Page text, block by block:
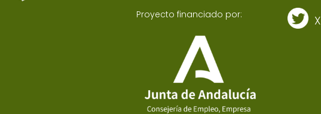
Proyecto financiado por: X